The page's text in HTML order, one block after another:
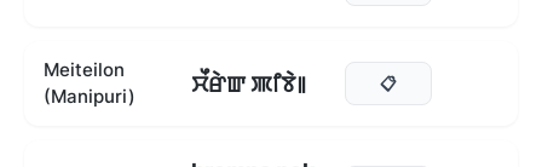
Meiteilon
(Manipuri)
ꯆꯩꯔꯥꯛ ꯄꯤꯕꯥ꯫ 📋